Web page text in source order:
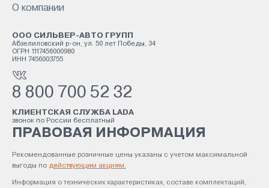
О компании
ООО СИЛЬВЕР-АВТО ГРУПП
Абзелиловский р-он, ул. 50 лет Победы, 34
ОГРН 1117456000980
ИНН 7456003755
8 800 700 52 32
КЛИЕНТСКАЯ СЛУЖБА LADA
звонок по России бесплатный
ПРАВОВАЯ ИНФОРМАЦИЯ
Рекомендованные розничные цены указаны с учетом максимальной
выгоды по действующим акциям.
Информация о технических характеристиках, составе комплектаций,